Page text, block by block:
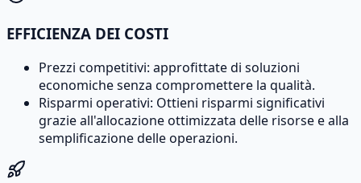
EFFICIENZA DEI COSTI
Prezzi competitivi: approfittate di soluzioni
economiche senza compromettere la qualità.
Risparmi operativi: Ottieni risparmi significativi
grazie all'allocazione ottimizzata delle risorse e alla
semplificazione delle operazioni.